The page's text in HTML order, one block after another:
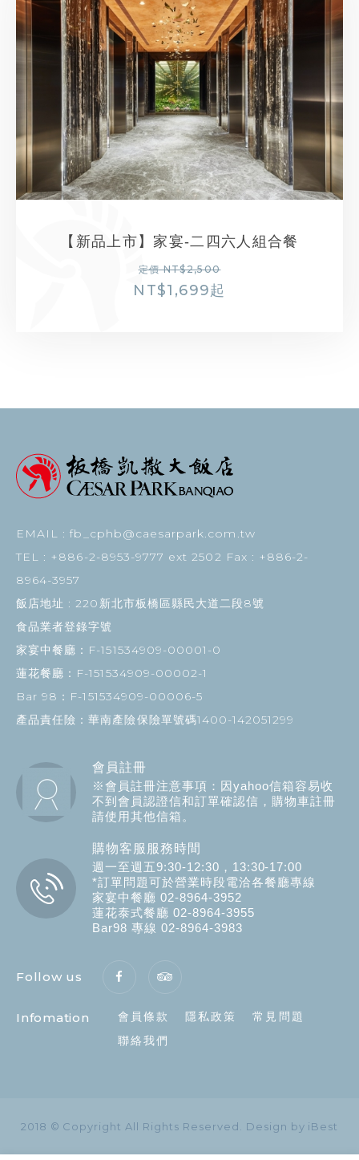
【新品上市】家宴-二四六人組合餐
定價 NT$2,500
NT$1,699起
EMAIL : fb_cphb@caesarpark.com.tw
TEL : +886-2-8953-9777 ext 2502 Fax : +886-2-
8964-3957
飯店地址 :220新北市板橋區縣民大道二段8號
食品業者登錄字號
家宴中餐廳：F-151534909-00001-0
蓮花餐廳：F-151534909-00002-1
Bar 98：F-151534909-00006-5
產品責任險：華南產險保險單號碼1400-142051299
會員註冊
※會員註冊注意事項：因yahoo信箱容易收
不到會員認證信和訂單確認信，購物車註冊
請使用其他信箱。
購物客服服務時間
週一至週五9:30-12:30，13:30-17:00
*訂單問題可於營業時段電洽各餐廳專線
家宴中餐廳 02-8964-3952
蓮花泰式餐廳 02-8964-3955
Bar98 專線 02-8964-3983
Follow us
Infomation 會員條款 隱私政策
常見問題
聯絡我們
2018 © Copyright All Rights Reserved. Design by iBest